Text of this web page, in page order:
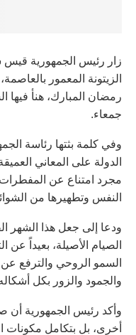
زار رئيس الجمهورية قيس
الزيتونة المعمور
رمضان المبارك، هنأ فيها
جمعاء.
وفي كلمة بثتها رئاسة
الدولة على المعاني
مجرد امتناع عن
النفس وتطهيرها من
ودعا إلى جعل هذا الشهر
الصيام الأصيلة، بعيداً
السمو الروحي والترفع عن
والجمود والزور بكل
وأكد رئيس الجمهورية أن
أخرى، بل بتكامل مكونات